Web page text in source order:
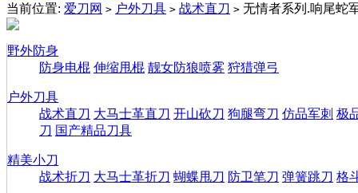
当前位置: 爱刀网 > 户外刀具 > 战术直刀 > 无情者系列.响尾蛇
野外防身
防身电棍 伸缩甩棍 靓女防狼喷雾 狩猎弹弓
户外刀具
战术直刀 大马士革直刀 开山砍刀 狗腿弯刀 仿品军刺 极
刀 国产精品刀具
精美小刀
战术折刀 大马士革折刀 蝴蝶甩刀 防卫笔刀 弹簧跳刀 格